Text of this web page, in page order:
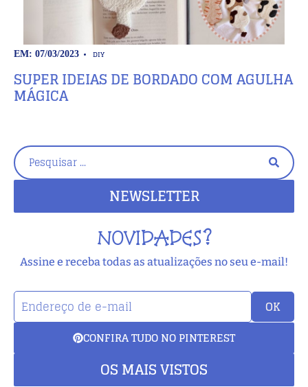
EM: 07/03/2023 DIY
SUPER IDEIAS DE BORDADO COM AGULHA
MÁGICA
NEWSLETTER
NOVIDADES?
Assine e receba todas as atualizações no seu e-mail!
OK
CONFIRA TUDO NO PINTEREST
OS MAIS VISTOS